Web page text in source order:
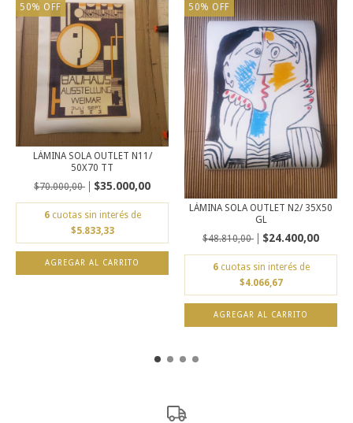
50% OFF
LÁMINA SOLA OUTLET N11/
50X70 TT
$70.000,00
$35.000,00
6 cuotas sin interés de
$5.833,33
50% OFF
LÁMINA SOLA OUTLET N2/ 35X50
GL
$48.810,00
$24.400,00
6 cuotas sin interés de
$4.066,67